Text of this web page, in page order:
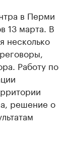
в Перми
13 марта. В
несколько
Работу по
решение о